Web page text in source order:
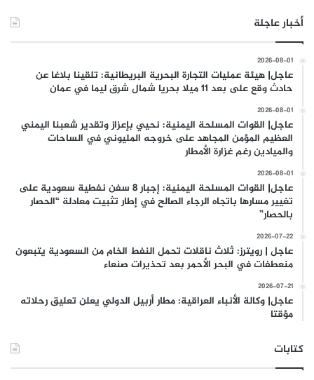
أخبار عاجلة
2026-08-01
عاجل| هيئة عمليات التجارة البحرية البريطانية: تلقينا بلاغا عن
حادث وقع على بعد 11 ميلا بحريا شمال شرق ليما في عمان
2026-08-01
عاجل| القوات المسلحة اليمنية: نحيي بإعزاز وتقدير شعبنا اليمني
العظيم المؤمن المجاهد على خروجه المليوني في الساحات
والميادين رغم غزارة الأمطار
2026-08-01
عاجل| القوات المسلحة اليمنية: إجبار 8 سفن نفطية سعودية على
تغيير مسارها باتجاه الرجاء الصالح في إطار تثبيت معادلة “الحصار
بالحصار”
2026-07-22
عاجل | رويترز: ثلاث ناقلات تحمل النفط الخام من السعودية يتبعون
منعطفات في البحر الأحمر بعد تحذيرات صنعاء
2026-07-21
عاجل| وكالة الأنباء العراقية: مطار أربيل الدولي يعلن تعليق رحلاته
مؤقتا
كتابات